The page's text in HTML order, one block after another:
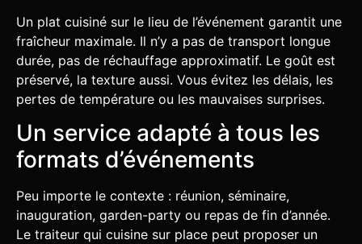
Un plat cuisiné sur le lieu de l’événement garantit une
fraîcheur maximale. Il n’y a pas de transport longue
durée, pas de réchauffage approximatif. Le goût est
préservé, la texture aussi. Vous évitez les délais, les
pertes de température ou les mauvaises surprises.
Un service adapté à tous les
formats d’événements
Peu importe le contexte : réunion, séminaire,
inauguration, garden-party ou repas de fin d’année.
Le traiteur qui cuisine sur place peut proposer un